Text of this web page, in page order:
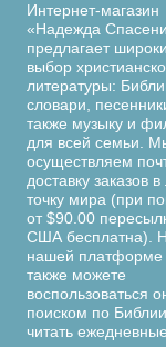
Интернет-магазин
«Надежда
предлагает
выбор
литературы:
словари,
также музыку и
для всей семьи.
осуществляем
доставку заказов
точку мира (при
от $90.00
США бесплатна).
нашей платформе
также можете
воспользоваться
поиском по Библии,
читать ежедневные